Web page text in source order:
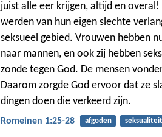
juist alle eer krijgen, altijd en
werden van hun eigen slechte
seksueel gebied. Vrouwen hebben
naar mannen, en ook zij hebben
zonde tegen God. De mensen
Daarom zorgde God ervoor dat ze
dingen doen die verkeerd zijn.
Romeinen 1:25-28 afgoden seksualiteit